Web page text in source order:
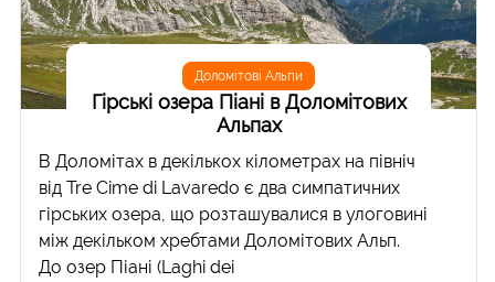
Доломітові Альпи
Гірські озера Піані в Доломітових
Альпах
В Доломітах в декількох кілометрах на північ
від Tre Cime di Lavaredo є два симпатичних
гірських озера, що розташувалися в улоговині
між декільком хребтами Доломітових Альп.
До озер Піані (Laghi dei